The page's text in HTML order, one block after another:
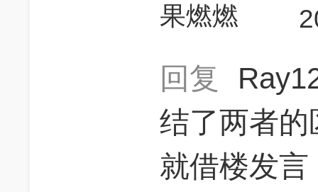
果燃燃
回复
结了两者
就借楼发言